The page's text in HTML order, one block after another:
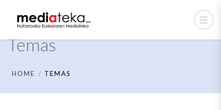
Temas
HOME TEMAS